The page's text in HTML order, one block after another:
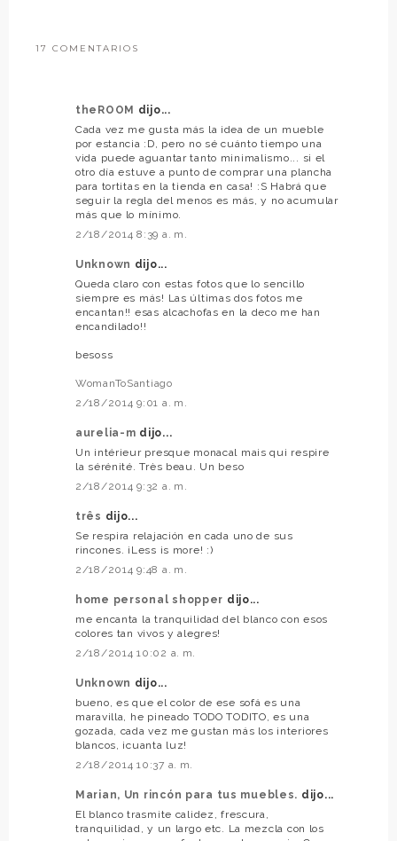
17 COMENTARIOS
theROOM dijo...
Cada vez me gusta más la idea de un mueble
por estancia :D, pero no sé cuánto tiempo una
vida puede aguantar tanto minimalismo... si el
otro día estuve a punto de comprar una plancha
para tortitas en la tienda en casa! :S Habrá que
seguir la regla del menos es más, y no acumular
más que lo mínimo.
2/18/2014 8:39 a. m.
Unknown dijo...
Queda claro con estas fotos que lo sencillo
siempre es más! Las últimas dos fotos me
encantan!! esas alcachofas en la deco me han
encandilado!!
besoss
WomanToSantiago
2/18/2014 9:01 a. m.
aurelia-m dijo...
Un intérieur presque monacal mais qui respire
la sérénité. Très beau. Un beso
2/18/2014 9:32 a. m.
três dijo...
Se respira relajación en cada uno de sus
rincones. ¡Less is more! :)
2/18/2014 9:48 a. m.
home personal shopper dijo...
me encanta la tranquilidad del blanco con esos
colores tan vivos y alegres!
2/18/2014 10:02 a. m.
Unknown dijo...
bueno, es que el color de ese sofá es una
maravilla, he pineado TODO TODITO, es una
gozada, cada vez me gustan más los interiores
blancos, ¡cuanta luz!
2/18/2014 10:37 a. m.
Marian, Un rincón para tus muebles. dijo...
El blanco trasmite calidez, frescura,
tranquilidad, y un largo etc. La mezcla con los